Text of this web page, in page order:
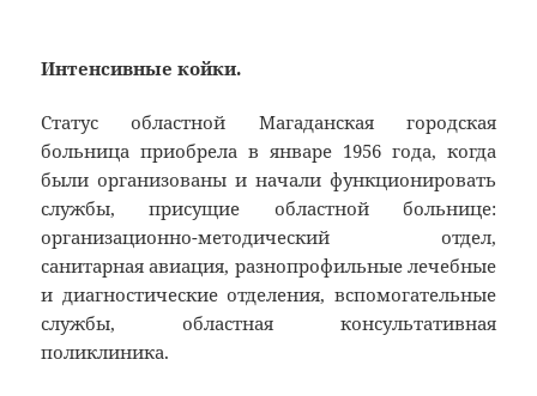
Интенсивные койки.
Статус областной Магаданская городская
больница приобрела в январе 1956 года, когда
были организованы и начали функционировать
службы, присущие областной больнице:
организационно-методический отдел,
санитарная авиация, разнопрофильные лечебные
и диагностические отделения, вспомогательные
службы, областная консультативная
поликлиника.